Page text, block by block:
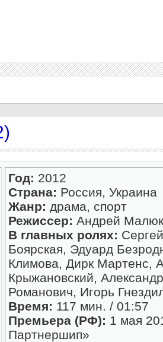
Год: 2012
Страна: Россия, Украина
Жанр: драма, спорт
Режиссер: Андрей
В главных ролях:
Боярская, Эдуард
Климова, Дирк Мартенс,
Крыжановский,
Романович, Игорь
Время: 117 мин. / 01:57
Премьера (РФ): 1 мая
Партнершип»